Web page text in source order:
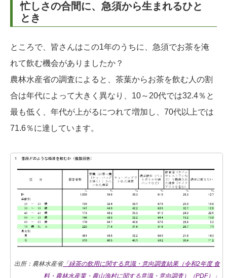
忙しさの合間に、急須から生まれるひと
とき
ところで、皆さんはこの1年のうちに、急須でお茶を淹
れて飲む機会がありましたか？
農林水産省の調査によると、茶葉からお茶を飲む人の割
合は年代によって大きく異なり、10～20代では32.4％と
最も低く、年代が上がるにつれて増加し、70代以上では
71.6％に達しています。
出所：農林水産省「緑茶の飲用に関する意識・意向調査結果（令和2年度 食
料・農林水産業・農山漁村に関する意識・意向調査）（PDF）」